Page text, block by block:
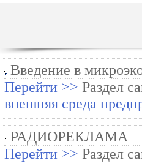
Введение в
Перейти >> Раздел
внешняя среда
РАДИОРЕКЛАМA
Перейти >> Раздел